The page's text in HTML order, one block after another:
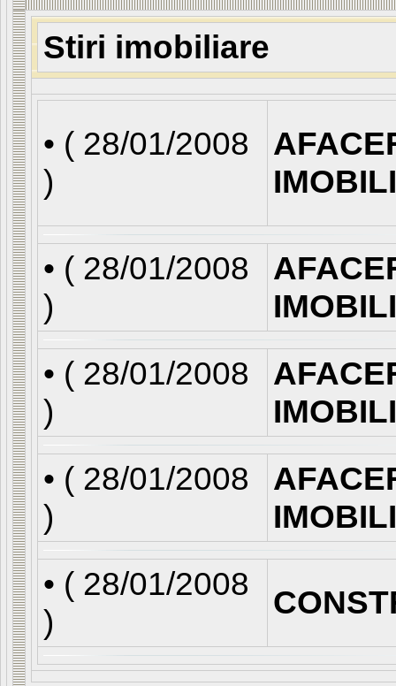
Stiri imobiliare
• ( 28/01/2008
)
• ( 28/01/2008
)
• ( 28/01/2008
)
• ( 28/01/2008
)
• ( 28/01/2008
)